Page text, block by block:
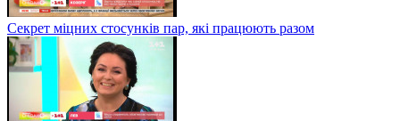
Секрет міцних стосунків пар, які працюють разом